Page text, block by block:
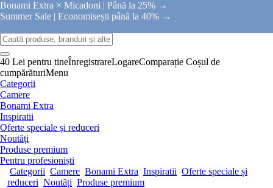
Bonami Extra × Micadoni | Până la 25% →
Summer Sale | Economisești până la 40% →
40 Lei pentru tineÎnregistrareLogareComparație Coșul de
cumpărăturiMenu
Categorii
Camere
Bonami Extra
Inspiratii
Oferte speciale și reduceri
Noutăți
Produse premium
Pentru profesioniști
Categorii Camere Bonami Extra Inspiratii Oferte speciale și
reduceri Noutăți Produse premium